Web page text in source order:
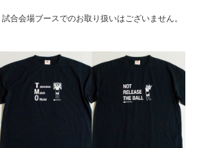
合会場ブースでのお取り扱いはございません。